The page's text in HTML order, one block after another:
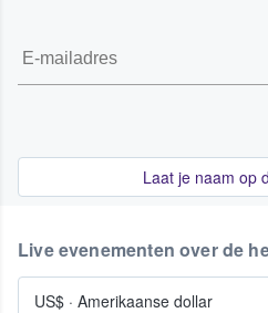
Laat je naam op
Live evenementen over de
US$ · Amerikaanse dollar